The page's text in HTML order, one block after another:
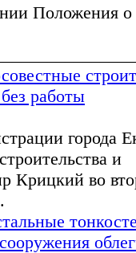
Положения
работы
города
и
Крицкий во